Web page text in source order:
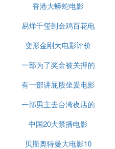
影
香港大蟒蛇电影
易烊千玺到金鸡百花电
影节
变形金刚大电影评价
一部为了奖金被关押的
电影
有一部讲屁股坐爰电影
叫什么名字
一部男主去台湾夜店的
电影
中国20大禁播电影
贝斯奥特曼大电影10